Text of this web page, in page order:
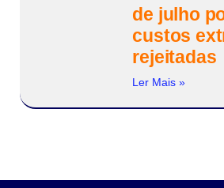
de julho
custos
rejeitadas
Ler Mais »